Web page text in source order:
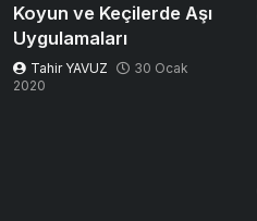
Koyun ve Keçilerde Aşı
Uygulamaları
Tahir YAVUZ
30 Ocak
2020